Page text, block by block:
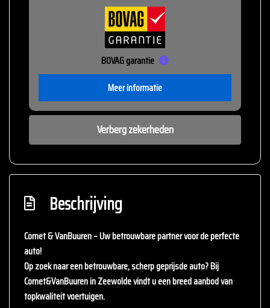
BOVAG garantie
Meer informatie
Verberg zekerheden
Beschrijving
Cornet & VanBuuren – Uw betrouwbare partner voor de perfecte
auto!
Op zoek naar een betrouwbare, scherp geprijsde auto? Bij
Cornet&VanBuurenin Zeewolde vindt u een breed aanbod van
topkwaliteit voertuigen.